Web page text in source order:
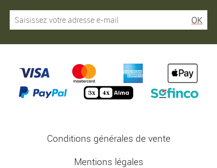
OK
Conditions générales de vente
Mentions légales